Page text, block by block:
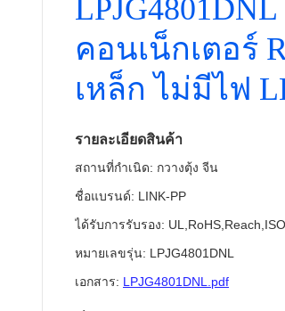
LPJG4801DNL
คอนเน็กเตอร์
เหล็ก ไม่มีไฟ
รายละเอียดสินค้า
สถานที่กำเนิด: กวางตุ้ง จีน
ชื่อแบรนด์: LINK-PP
ได้รับการรับรอง: UL,RoHS,Reach,ISO
หมายเลขรุ่น: LPJG4801DNL
เอกสาร: LPJG4801DNL.pdf